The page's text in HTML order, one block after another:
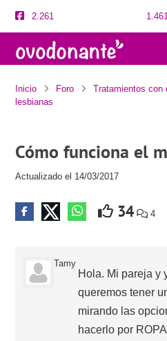
2.261
Inicio Foro Tratamientos con
lesbianas
Cómo funciona el
Actualizado el 14/03/2017
34 4
Tamy
Hola. Mi pareja y
queremos tener
mirando las
hacerlo por